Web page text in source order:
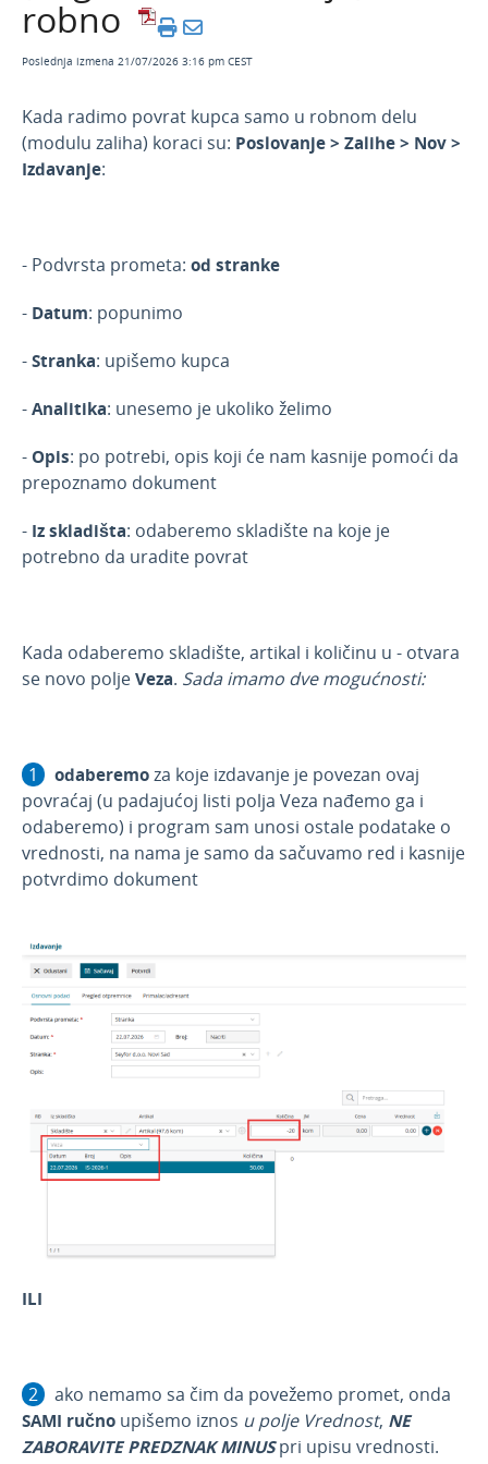
Najčešći primeri u zalihama koje se vode po
prosečnoj nabavnoj vrednosti
zalihe)
Povrat robe od kupca (negativno izdavanje) -
robno
Prodaja paketa kroz IR
Delimično carinjenje i skladištenje u carinskom
skladištu
Najčešća pitanja o zalihama koje se vode po
prosečnoj nabavnoj vrednosti
vrednostima i zalihe koje se vode po
prodajnoj vrednosti sa PDV-om
Prijem na zalihe od poljoprivrednika
Proizvodnja u veleprodaji
Zalihe-po prod. vred. sa PDV
Banka
Blagajna
Primljene narudžbine
Izdate narudžbine
Mobilna aplikacija
Obračun kamate
Povezivanje sa POS
Povezivanje Webshop
robno
Poslednja izmena 21/07/2026 3:16 pm CEST
Kada radimo povrat kupca samo u robnom delu
(modulu zaliha) koraci su: Poslovanje > Zalihe > Nov >
Izdavanje:
- Podvrsta prometa: od stranke
- Datum: popunimo
-Stranka: upišemo kupca
-Analitika: unesemo je ukoliko želimo
- Opis: po potrebi, opis koji će nam kasnije pomoći da
prepoznamo dokument
- Iz skladišta: odaberemo skladište na koje je
potrebno da uradite povrat
Kada odaberemo skladište, artikal i količinu u - otvara
se novo poljeVeza. Sada imamo dve mogućnosti:
odaberemoza koje izdavanje je povezan ovaj
povraćaj (u padajućoj listi polja Veza nađemo ga i
odaberemo) i program sam unosi ostale podatake o
vrednosti, na nama je samo da sačuvamo red i kasnije
potvrdimo dokument
ILI
ako nemamo sa čim da povežemo promet, onda
SAMI ručno upišemo iznos u polje Vrednost, NE
ZABORAVITE PREDZNAK MINUSpri upisu vrednosti.